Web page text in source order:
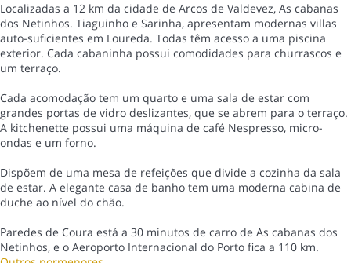
Localizadas a 12 km da cidade de Arcos de Valdevez, As cabanas
dos Netinhos. Tiaguinho e Sarinha, apresentam modernas villas
auto-suficientes em Loureda. Todas têm acesso a uma piscina
exterior. Cada cabaninha possui comodidades para churrascos e
um terraço.
Cada acomodação tem um quarto e uma sala de estar com
grandes portas de vidro deslizantes, que se abrem para o terraço.
A kitchenette possui uma máquina de café Nespresso, micro-
ondas e um forno.
Dispõem de uma mesa de refeições que divide a cozinha da sala
de estar. A elegante casa de banho tem uma moderna cabina de
duche ao nível do chão.
Paredes de Coura está a 30 minutos de carro de As cabanas dos
Netinhos, e o Aeroporto Internacional do Porto fica a 110 km.